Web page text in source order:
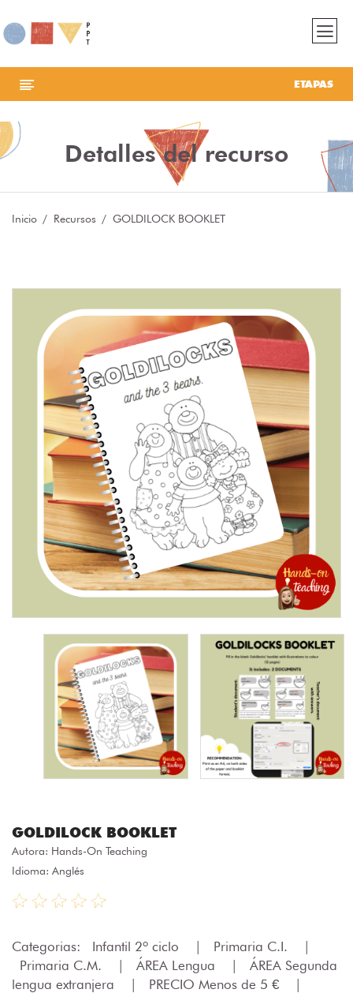
ETAPAS
Detalles del recurso
Inicio Recursos GOLDILOCK BOOKLET
GOLDILOCK BOOKLET
Autora: Hands-On Teaching
Idioma: Anglés
Categorias: Infantil 2º ciclo | Primaria C.I.
|
Primaria C.M.
| ÁREA Lengua |
ÁREA Segunda
lengua extranjera
| PRECIO Menos de 5 €
|